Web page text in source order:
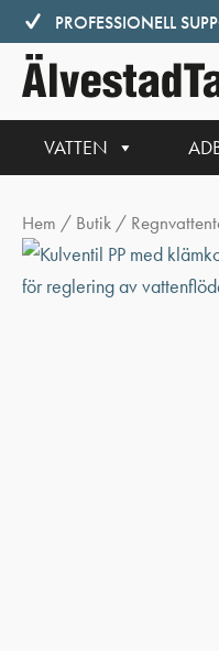
Hoppa
till
innehåll
PROFESSIONELL
VATTEN
Hem / Butik /